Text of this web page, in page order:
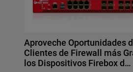
Aproveche Oportunidades
Clientes de Firewall más
los Dispositivos Firebox d…